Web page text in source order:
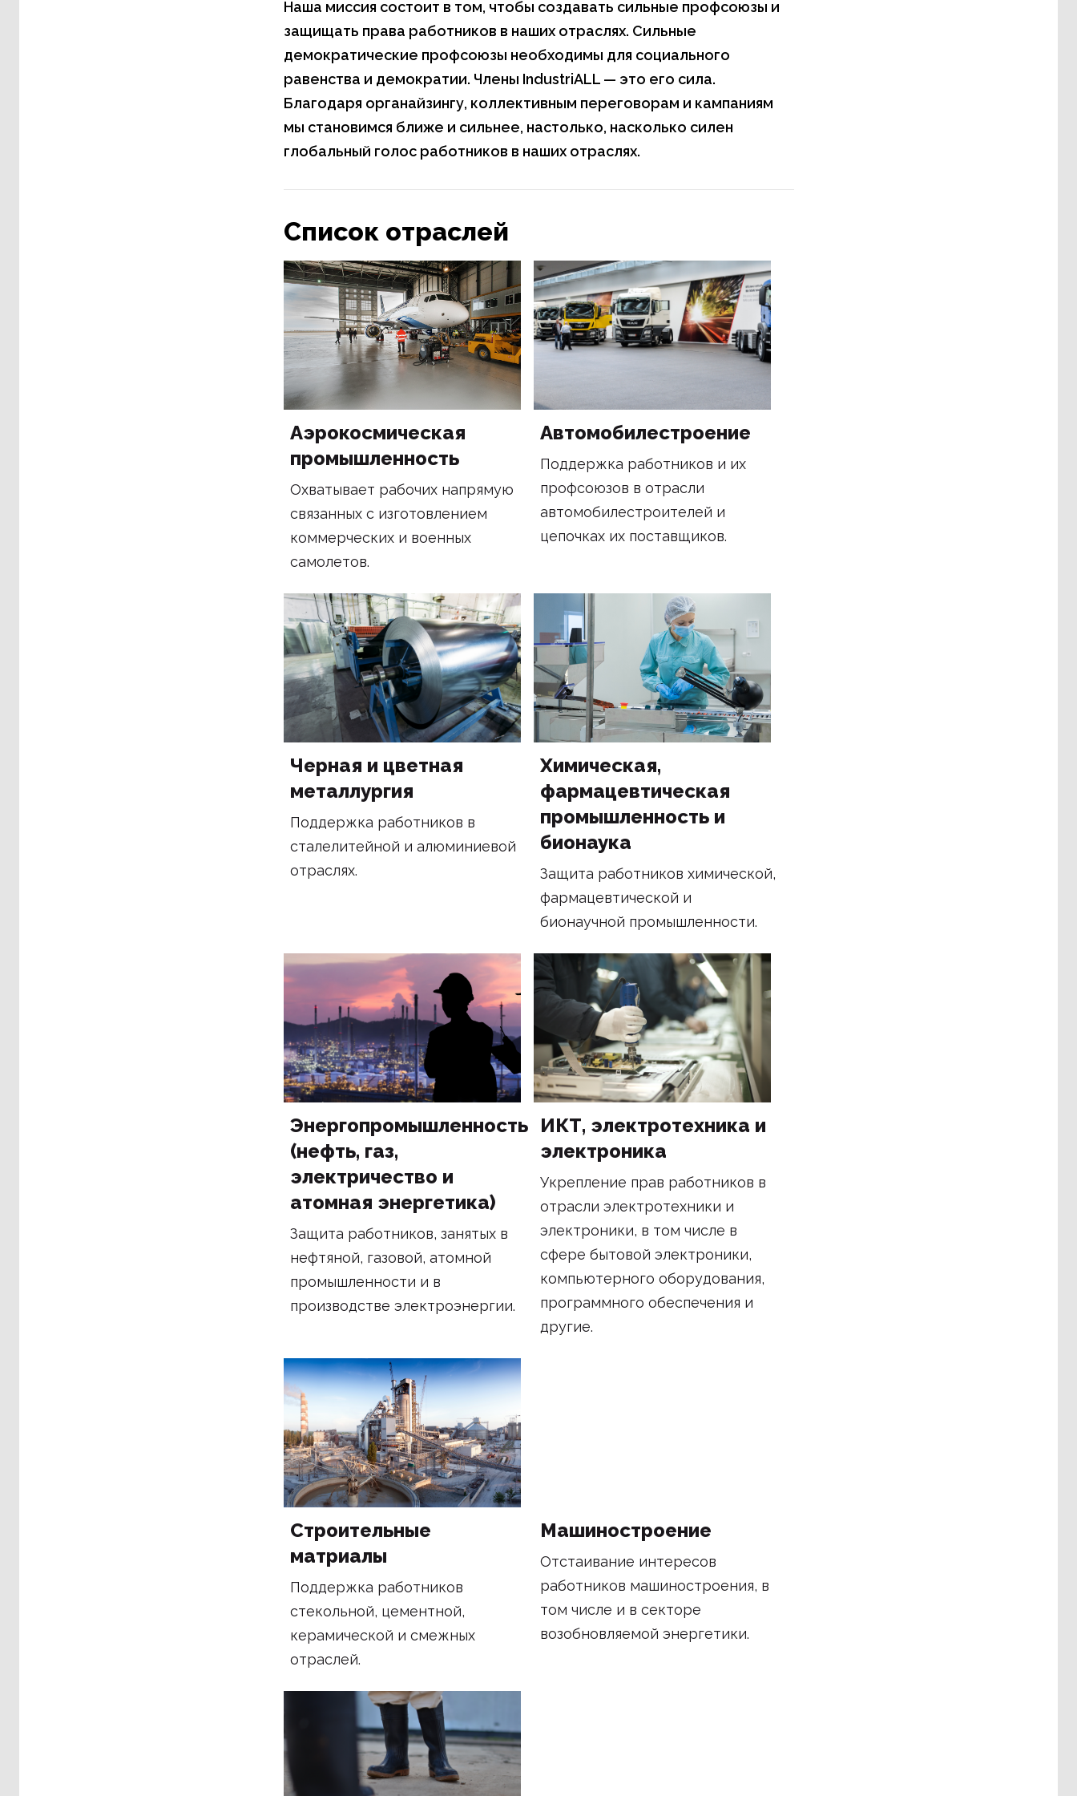
Наша миссия состоит в том, чтобы создавать сильные профсоюзы и
защищать права работников в наших отраслях. Сильные
демократические профсоюзы необходимы для социального
равенства и демократии. Члены IndustriALL — это его сила.
Благодаря органайзингу, коллективным переговорам и кампаниям
мы становимся ближе и сильнее, настолько, насколько силен
глобальный голос работников в наших отраслях.
Список отраслей
Аэрокосмическая
промышленность
Охватывает рабочих напрямую
связанных с изготовлением
коммерческих и военных
самолетов.
Автомобилестроение
Поддержка работников и их
профсоюзов в отрасли
автомобилестроителей и
цепочках их поставщиков.
Черная и цветная
металлургия
Поддержка работников в
сталелитейной и алюминиевой
отраслях.
Химическая,
фармацевтическая
промышленность и
бионаука
Защита работников химической,
фармацевтической и
бионаучной промышленности.
Энергопромышленность
(нефть, газ,
электричество и
атомная энергетика)
Защита работников, занятых в
нефтяной, газовой, атомной
промышленности и в
производстве электроэнергии.
ИКТ, электротехника и
электроника
Укрепление прав работников в
отрасли электротехники и
электроники, в том числе в
сфере бытовой электроники,
компьютерного оборудования,
программного обеспечения и
другие.
Строительные
матриалы
Поддержка работников
стекольной, цементной,
керамической и смежных
отраслей.
Машиностроение
Отстаивание интересов
работников машиностроения, в
том числе и в секторе
возобновляемой энергетики.